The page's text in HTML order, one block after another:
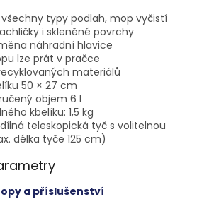
typy podlah, mop vyčistí
i skleněné povrchy
náhradní hlavice
lze prát v pračce
materiálů
50 × 27 cm
objem 6 l
kbelíku: 1,5 kg
teleskopická tyč s volitelnou
délka tyče 125 cm)
a příslušenství